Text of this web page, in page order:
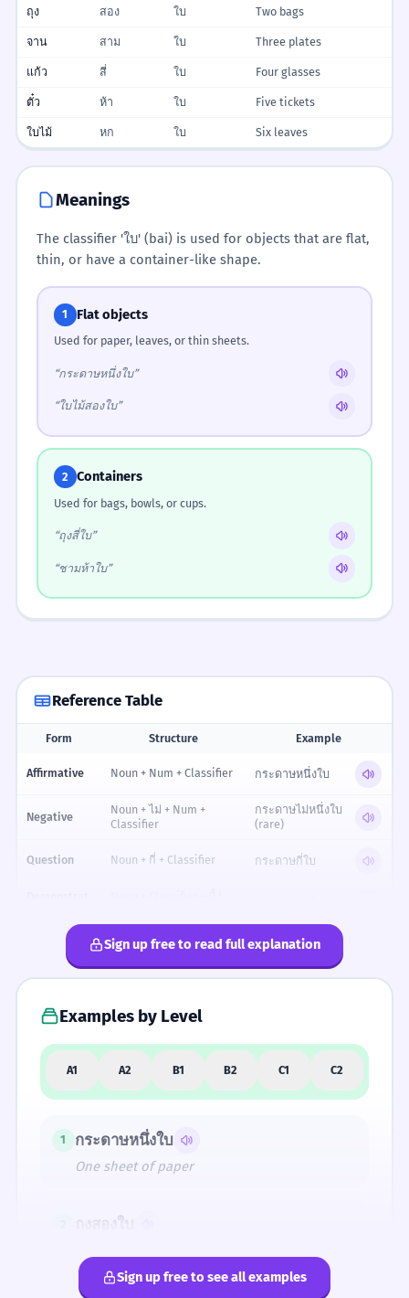
ถุง สอง ใบ Two bags
จาน สาม ใบ Three plates
แก้ว สี่ ใบ Four glasses
ตั๋ว ห้า ใบ Five tickets
ใบไม้ หก ใบ Six leaves
Meanings
The classifier 'ใบ' (bai) is used for objects that are flat,
thin, or have a container-like shape.
1 Flat objects
Used for paper, leaves, or thin sheets.
“กระดาษหนึ่งใบ”
“ใบไม้สองใบ”
2 Containers
Used for bags, bowls, or cups.
“ถุงสี่ใบ”
“ชามห้าใบ”
Reference Table
Form Structure Example
Affirmative Noun + Num + Classifier กระดาษหนึ่งใบ
Negative
Noun + ไม่ + Num +
Classifier
กระดาษไม่หนึ่งใบ
(rare)
Question Noun + กี่ + Classifier กระดาษกี่ใบ
FORMALITY SPECTRUM
FORMAL
ครับ
ขอถุงหนึ่งใบครับ
(Market)
NEUTRAL
เอาถุงใบหนึ่ง
(Market)
ขอถุงใบดิ
(Market)
SLANG
Sign up free to read full explanation
Examples by Level
A1 A2 B1 B2 C1 C2
1 กระดาษหนึ่งใบ
One sheet of paper
Sign up free to see all examples